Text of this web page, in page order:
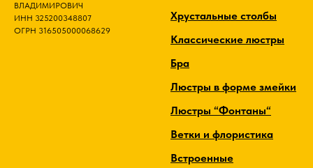
ВЛАДИМИРОВИЧ
ИНН 325200348807
ОГРН 316505000068629
Хрустальные столбы
Классические люстры
Бра
Люстры в форме змейки
Люстры “Фонтаны“
Ветки и флористика
Встроенные